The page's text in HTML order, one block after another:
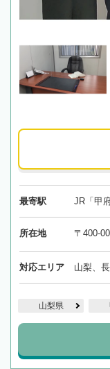
最寄駅 JR「甲
所在地 〒400-
対応エリア 山梨、
山梨県